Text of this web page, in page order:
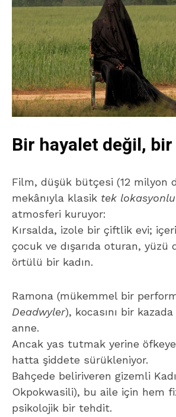
Bir hayalet değil,
Film, düşük bütçesi (12 milyon
mekânıyla klasik tek lokasyonlu
atmosferi kuruyor:
Kırsalda, izole bir çiftlik evi;
çocuk ve dışarıda oturan, yüzü
örtülü bir kadın.
Ramona (mükemmel bir
Deadwyler), kocasını bir
anne.
Ancak yas tutmak yerine
hatta şiddete sürükleniyor.
Bahçede beliriveren gizemli
Okpokwasili), bu aile için hem
psikolojik bir tehdit.